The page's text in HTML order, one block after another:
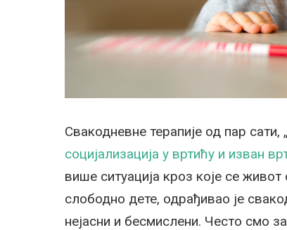
Свакодневне терапије од пар
социјализација у вртићу и изван
више ситуација кроз које се
слободно дете, одрађивао је
нејасни и бесмислени. Често смо